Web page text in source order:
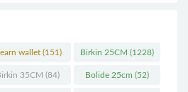
wallet(151) Birkin 25CM (1228)
35CM (84) Bolide 25cm (52)